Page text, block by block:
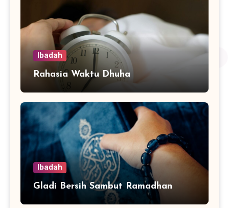
Ibadah
Rahasia Waktu Dhuha
Ibadah
Gladi Bersih Sambut Ramadhan